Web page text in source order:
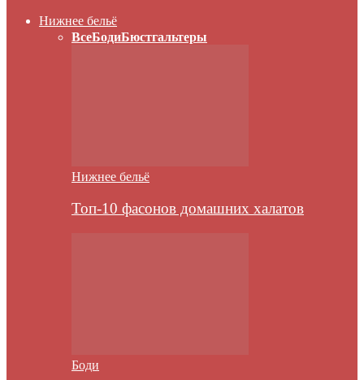
Нижнее бельё
ВсеБодиБюстгальтеры
Нижнее бельё
Топ-10 фасонов домашних халатов
Боди